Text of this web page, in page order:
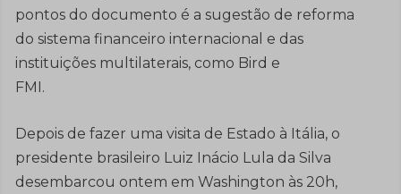
pontos do documento é a sugestão de reforma
do sistema financeiro internacional e das
instituições multilaterais, como Bird e
FMI.
Depois de fazer uma visita de Estado à Itália, o
presidente brasileiro Luiz Inácio Lula da Silva
desembarcou ontem em Washington às 20h,